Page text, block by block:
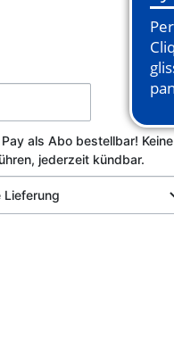
als Abo bestellbar! Keine
jederzeit kündbar.